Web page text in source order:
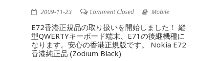
2009-11-23 Comment Closed Mobile
E72香港正規品の取り扱いを開始しました！ 縦
型QWERTYキーボード端末、E71の後継機種に
なります。安心の香港正規版です。 Nokia E72
香港純正品 (Zodium Black)